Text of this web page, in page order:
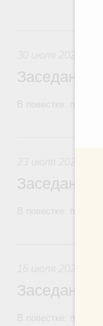
Заседание
В повестке:
Заседание
В повестке:
Заседание
В повестке: